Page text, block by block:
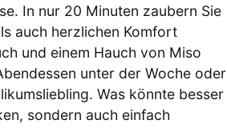
In nur 20 Minuten zaubern Sie
auch herzlichen Komfort
und einem Hauch von Miso
unter der Woche oder
Was könnte besser
sondern auch einfach